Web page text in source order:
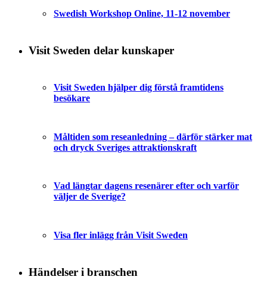
Swedish Workshop Online, 11-12 november
Visit Sweden delar kunskaper
Visit Sweden hjälper dig förstå framtidens
besökare
Måltiden som reseanledning – därför stärker mat
och dryck Sveriges attraktionskraft
Vad längtar dagens resenärer efter och varför
väljer de Sverige?
Visa fler inlägg från Visit Sweden
Händelser i branschen